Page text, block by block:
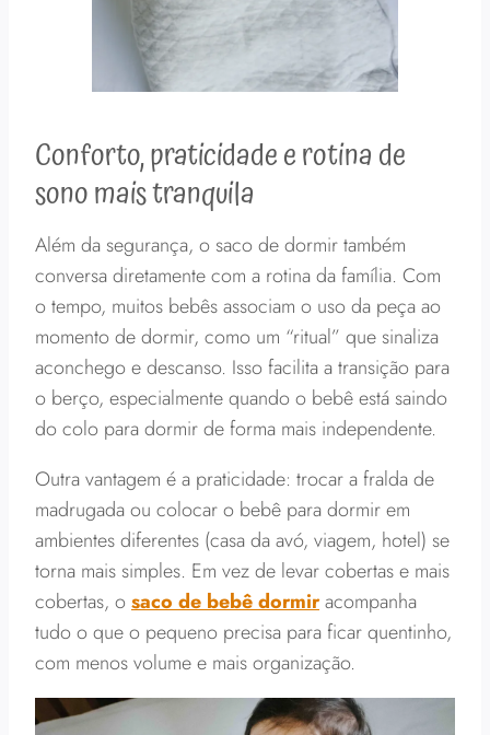
Conforto, praticidade e rotina de
sono mais tranquila
Além da segurança, o saco de dormir também
conversa diretamente com a rotina da família. Com
o tempo, muitos bebês associam o uso da peça ao
momento de dormir, como um “ritual” que sinaliza
aconchego e descanso. Isso facilita a transição para
o berço, especialmente quando o bebê está saindo
do colo para dormir de forma mais independente.
Outra vantagem é a praticidade: trocar a fralda de
madrugada ou colocar o bebê para dormir em
ambientes diferentes (casa da avó, viagem, hotel) se
torna mais simples. Em vez de levar cobertas e mais
cobertas, osaco de bebê dormiracompanha
tudo o que o pequeno precisa para ficar quentinho,
com menos volume e mais organização.